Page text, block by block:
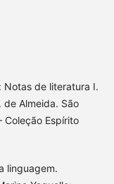
Notas de literatura I.
Almeida. São
Coleção Espírito
linguagem.